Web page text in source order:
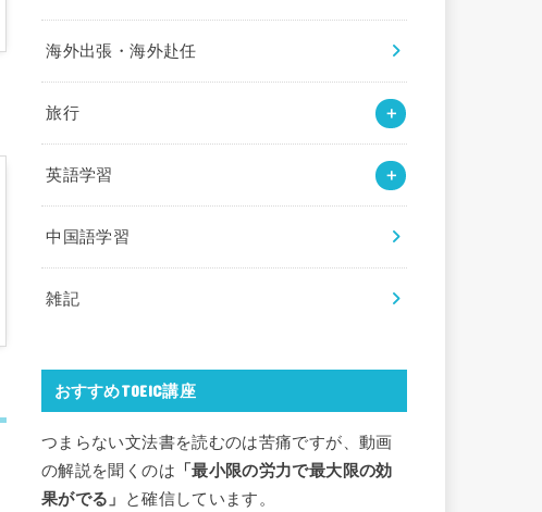
海外出張・海外赴任
旅行
英語学習
中国語学習
雑記
おすすめTOEIC講座
つまらない文法書を読むのは苦痛ですが、動画
の解説を聞くのは 「最小限の労力で最大限の効
果がでる」
と確信しています。